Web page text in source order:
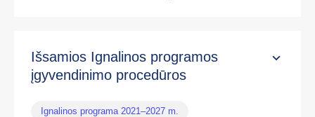
Išsamios Ignalinos programos
įgyvendinimo procedūros
Ignalinos programa 2021–2027 m.